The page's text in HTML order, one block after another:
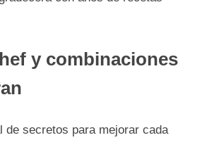
y combinaciones
de secretos para mejorar cada